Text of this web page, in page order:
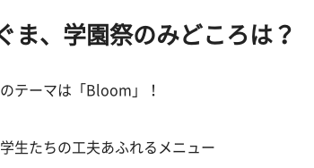
ま、学園祭のみどころは？
テーマは「Bloom」！
生たちの工夫あふれるメニュー